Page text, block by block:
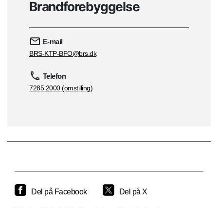
Brandforebyggelse
E-mail
BRS-KTP-BFO@brs.dk
Telefon
7285 2000 (omstilling)
Del på Facebook Del på X